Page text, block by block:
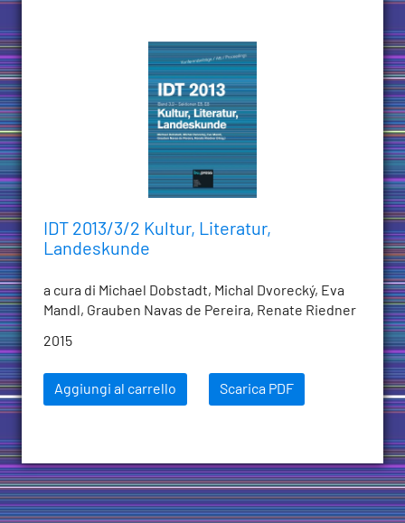
IDT 2013/3/2 Kultur, Literatur,
Landeskunde
a cura di Michael Dobstadt, Michal Dvorecký, Eva
Mandl, Grauben Navas de Pereira, Renate Riedner
2015
Aggiungi al carrello Scarica PDF